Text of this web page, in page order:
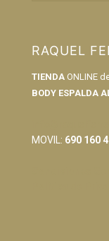
RAQUEL
TIENDA ONLINE
BODY ESPALDA
MOVIL: 690 160